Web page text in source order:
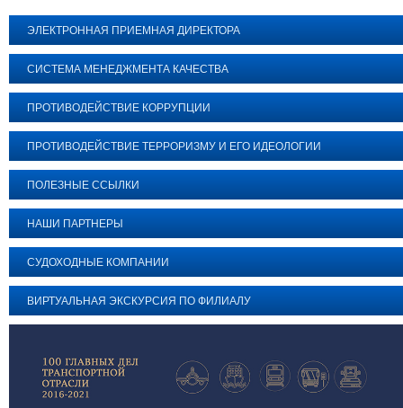
ЭЛЕКТРОННАЯ ПРИЕМНАЯ ДИРЕКТОРА
СИСТЕМА МЕНЕДЖМЕНТА КАЧЕСТВА
ПРОТИВОДЕЙСТВИЕ КОРРУПЦИИ
ПРОТИВОДЕЙСТВИЕ ТЕРРОРИЗМУ И ЕГО ИДЕОЛОГИИ
ПОЛЕЗНЫЕ ССЫЛКИ
НАШИ ПАРТНЕРЫ
СУДОХОДНЫЕ КОМПАНИИ
ВИРТУАЛЬНАЯ ЭКСКУРСИЯ ПО ФИЛИАЛУ